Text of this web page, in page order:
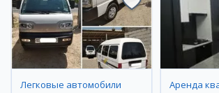
Легковые автомобили Аренда